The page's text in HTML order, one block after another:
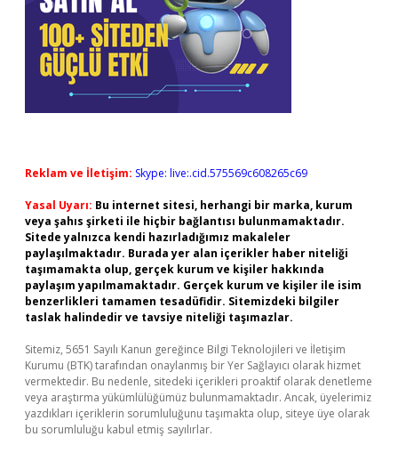
Reklam ve İletişim: Skype: live:.cid.575569c608265c69
Yasal Uyarı: Bu internet sitesi, herhangi bir marka, kurum
veya şahıs şirketi ile hiçbir bağlantısı bulunmamaktadır.
Sitede yalnızca kendi hazırladığımız makaleler
paylaşılmaktadır. Burada yer alan içerikler haber niteliği
taşımamakta olup, gerçek kurum ve kişiler hakkında
paylaşım yapılmamaktadır. Gerçek kurum ve kişiler ile isim
benzerlikleri tamamen tesadüfidir. Sitemizdeki bilgiler
taslak halindedir ve tavsiye niteliği taşımazlar.
Sitemiz, 5651 Sayılı Kanun gereğince Bilgi Teknolojileri ve İletişim
Kurumu (BTK) tarafından onaylanmış bir Yer Sağlayıcı olarak hizmet
vermektedir. Bu nedenle, sitedeki içerikleri proaktif olarak denetleme
veya araştırma yükümlülüğümüz bulunmamaktadır. Ancak, üyelerimiz
yazdıkları içeriklerin sorumluluğunu taşımakta olup, siteye üye olarak
bu sorumluluğu kabul etmiş sayılırlar.